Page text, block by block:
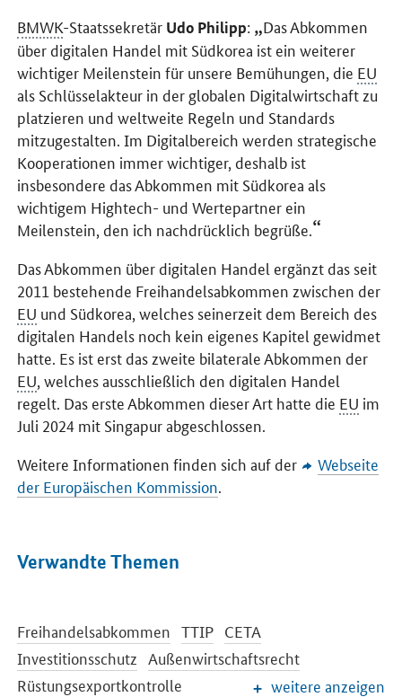
BMWK-Staatssekretär Udo Philipp:
Das Abkommen
über digitalen Handel mit Südkorea ist ein weiterer
wichtiger Meilenstein für unsere Bemühungen, die EU
als Schlüsselakteur in der globalen Digitalwirtschaft zu
platzieren und weltweite Regeln und Standards
mitzugestalten. Im Digitalbereich werden strategische
Kooperationen immer wichtiger, deshalb ist
insbesondere das Abkommen mit Südkorea als
wichtigem Hightech- und Wertepartner ein
Meilenstein, den ich nachdrücklich begrüße.
Das Abkommen über digitalen Handel ergänzt das seit
2011 bestehende Freihandelsabkommen zwischen der
EU und Südkorea, welches seinerzeit dem Bereich des
digitalen Handels noch kein eigenes Kapitel gewidmet
hatte. Es ist erst das zweite bilaterale Abkommen der
EU, welches ausschließlich den digitalen Handel
regelt. Das erste Abkommen dieser Art hatte die EU im
Juli 2024 mit Singapur abgeschlossen.
Weitere Informationen finden sich auf der
Webseite
der Europäischen Kommission.
Verwandte Themen
Freihandelsabkommen TTIP CETA
Investitionsschutz Außenwirtschaftsrecht
Rüstungsexportkontrolle
weitere anzeigen